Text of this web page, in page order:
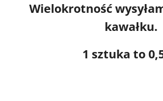
Wielokrotność
kawałku.
1 sztuka to